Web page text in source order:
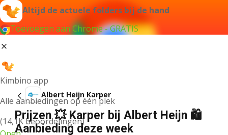
Altijd de actuele folders bij de hand
Toevoegen aan Chrome - GRATIS
Kimbino app
Alle aanbiedingen op één plek
(14,1K beoordelingen)
Albert Heijn Karper
Prijzen 💥 Karper bij Albert Heijn 🛍️
Aanbieding deze week